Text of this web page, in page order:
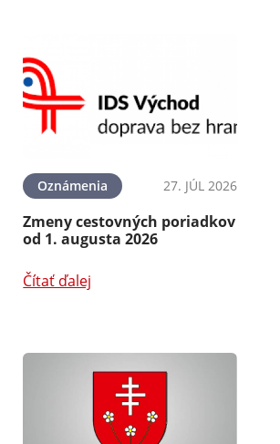
Oznámenia 27. JÚL 2026
Zmeny cestovných poriadkov
od 1. augusta 2026
Čítať ďalej